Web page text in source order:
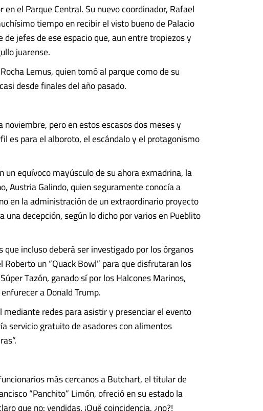
el Parque Central. Su nuevo coordinador, Rafael
tiempo en recibir el visto bueno de Palacio
jefes de ese espacio que, aun entre tropiezos y
juarense.
Lemus, quien tomó al parque como de su
desde finales del año pasado.
pero en estos escasos dos meses y
es para el alboroto, el escándalo y el protagonismo
un equívoco mayúsculo de su ahora exmadrina, la
Austria Galindo, quien seguramente conocía a
en la administración de un extraordinario proyecto
una decepción, según lo dicho por varios en Pueblito
incluso deberá ser investigado por los órganos
un “Quack Bowl” para que disfrutaran los
Tazón, ganado sí por los Halcones Marinos,
a Donald Trump.
redes para asistir y presenciar el evento
servicio gratuito de asadores con alimentos
más cercanos a Butchart, el titular de
“Panchito” Limón, ofreció en su estado la